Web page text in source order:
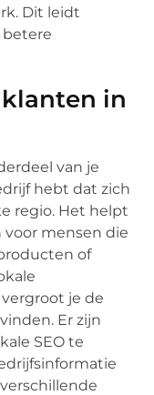
Dit leidt
klanten in
van je
hebt dat zich
regio. Het helpt
mensen die
of
je de
Er zijn
SEO te